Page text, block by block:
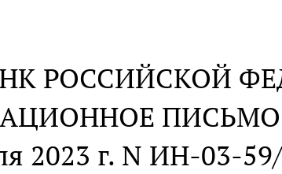
РОССИЙСКОЙ
ПИСЬМО
2023 г. N ИН-03-